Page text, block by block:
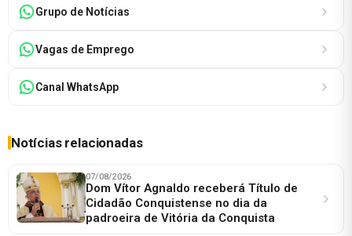
Grupo de Notícias
Vagas de Emprego
Canal WhatsApp
Notícias relacionadas
07/08/2026
Dom Vítor Agnaldo receberá Título de
Cidadão Conquistense no dia da
padroeira de Vitória da Conquista